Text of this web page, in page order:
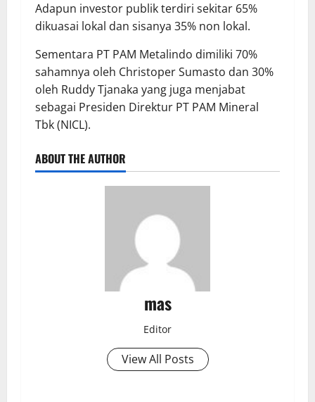
Adapun investor publik terdiri sekitar 65%
dikuasai lokal dan sisanya 35% non lokal.
Sementara PT PAM Metalindo dimiliki 70%
sahamnya oleh Christoper Sumasto dan 30%
oleh Ruddy Tjanaka yang juga menjabat
sebagai Presiden Direktur PT PAM Mineral
Tbk (NICL).
ABOUT THE AUTHOR
mas
Editor
View All Posts